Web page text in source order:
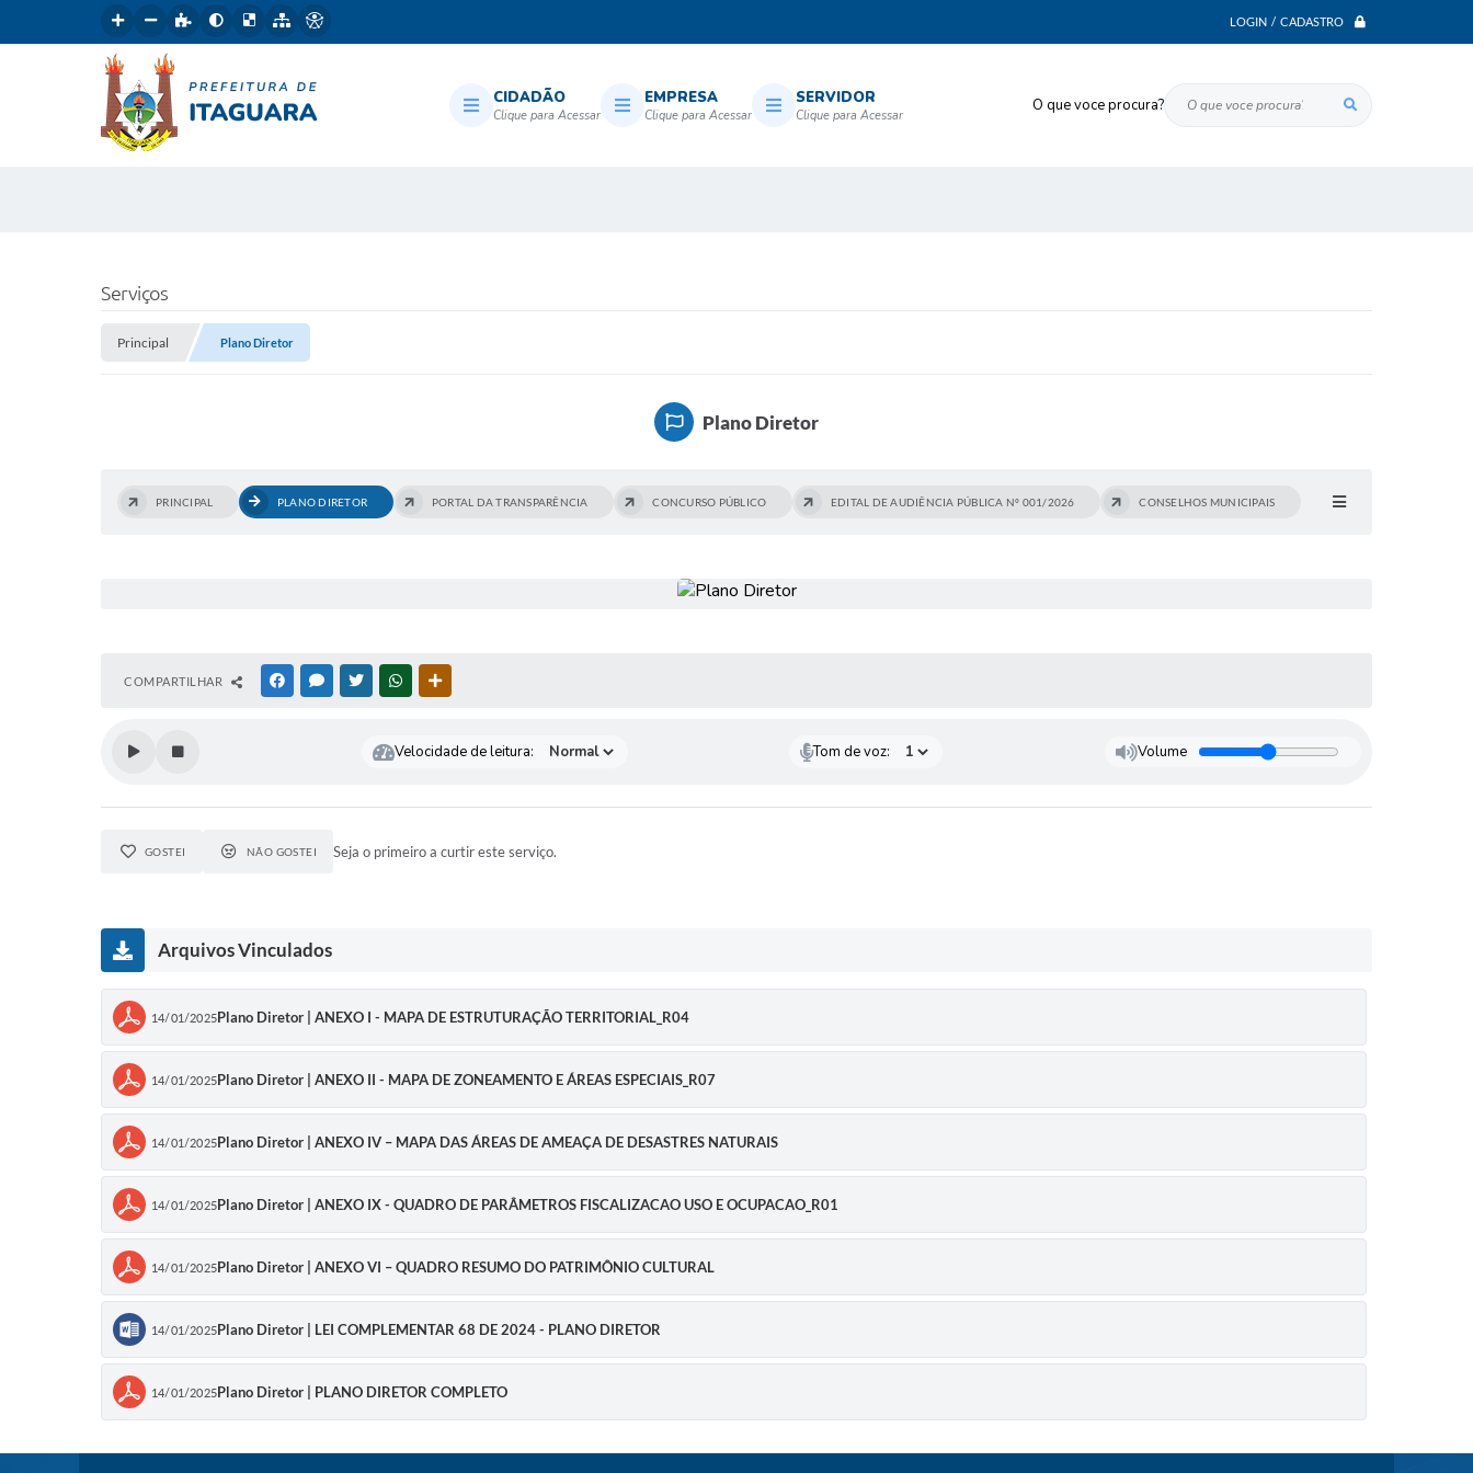
LOGIN / CADASTRO
O que voce procura?
CIDADÃO EMPRESA SERVIDOR
Serviços
Principal Plano Diretor
Plano Diretor
PRINCIPAL PLANO DIRETOR PORTAL DA TRANSPARÊNCIA CONCURSO PÚBLICO EDITAL DE AUDIÊNCIA PÚBLICA Nº 001/2026 CONSELHOS MUNICIPAIS
COMPARTILHAR FACEBOOKMESSENGER
TWITTERWHATSAPP
Velocidade de leitura: Tom de voz: Volume
GOSTEI NÃO GOSTEI Seja o primeiro a curtir este serviço.
Arquivos Vinculados
14/01/2025Plano Diretor | ANEXO I - MAPA DE ESTRUTURAÇÃO TERRITORIAL_R04
14/01/2025Plano Diretor | ANEXO II - MAPA DE ZONEAMENTO E ÁREAS ESPECIAIS_R07
14/01/2025Plano Diretor | ANEXO IV – MAPA DAS ÁREAS DE AMEAÇA DE DESASTRES NATURAIS
14/01/2025Plano Diretor | ANEXO IX - QUADRO DE PARÂMETROS FISCALIZACAO USO E OCUPACAO_R01
14/01/2025Plano Diretor | ANEXO VI – QUADRO RESUMO DO PATRIMÔNIO CULTURAL
14/01/2025Plano Diretor | LEI COMPLEMENTAR 68 DE 2024 - PLANO DIRETOR
14/01/2025Plano Diretor | PLANO DIRETOR COMPLETO